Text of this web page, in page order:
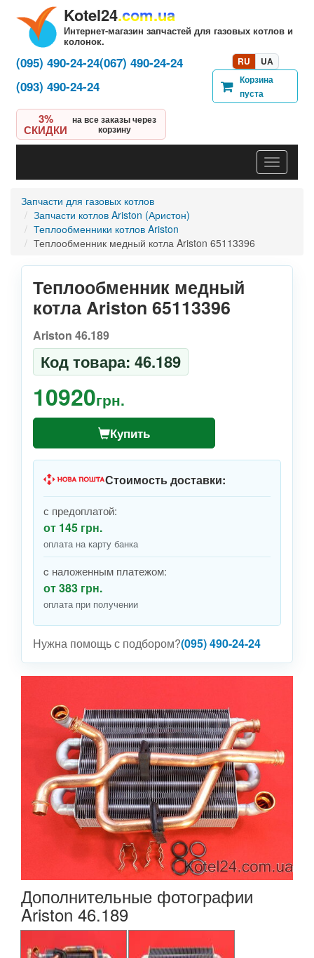
Kotel24.com.ua
Интернет-магазин запчастей для газовых котлов и
колонок.
3%
СКИДКИ
на все заказы через
корзину
(095) 490-24-24(067) 490-24-24
(093) 490-24-24
RU
UA
Корзина
пуста
Запчасти для газовых котлов
Запчасти котлов Ariston (Аристон)
Теплообменники котлов Ariston
Теплообменник медный котла Ariston 65113396
Теплообменник медный
котла Ariston 65113396
Ariston 46.189
Код товара: 46.189
10920грн.
Купить
Стоимость доставки:
с предоплатой:
от 145 грн.
оплата на карту банка
c наложенным платежом:
от 383 грн.
оплата при получении
Нужна помощь с подбором?(095) 490-24-24
Дополнительные фотографии
Ariston 46.189